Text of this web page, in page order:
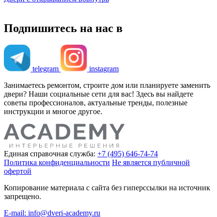
Подпишитесь на нас в
telegram
instagram
Занимаетесь ремонтом, строите дом или планируете заменить
двери? Наши социальные сети для вас! Здесь вы найдете
советы профессионалов, актуальные тренды, полезные
инструкции и многое другое.
Единая справочная служба: +7 (495) 646-74-74
Политика конфиденциальности Не является публичной
офертой
Копирование материала с сайта без гиперссылки на источник
запрещено.
E-mail: info@dveri-academy.ru